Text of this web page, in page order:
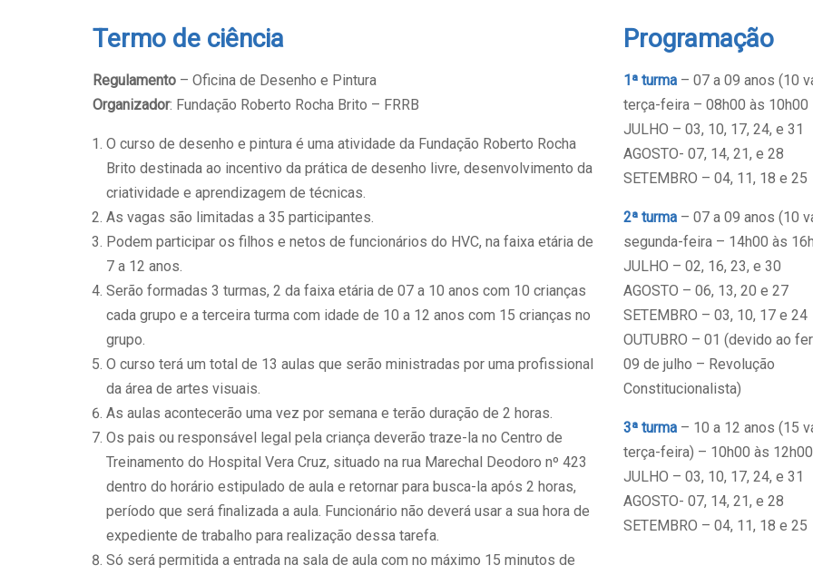
Termo de ciência
Regulamento – Oficina de Desenho e Pintura
Organizador: Fundação Roberto Rocha Brito – FRRB
O curso de desenho e pintura é uma atividade da Fundação Roberto Rocha
Brito destinada ao incentivo da prática de desenho livre, desenvolvimento da
criatividade e aprendizagem de técnicas.
As vagas são limitadas a 35 participantes.
Podem participar os filhos e netos de funcionários do HVC, na faixa etária de
7 a 12 anos.
Serão formadas 3 turmas, 2 da faixa etária de 07 a 10 anos com 10 crianças
cada grupo e a terceira turma com idade de 10 a 12 anos com 15 crianças no
grupo.
O curso terá um total de 13 aulas que serão ministradas por uma profissional
da área de artes visuais.
As aulas acontecerão uma vez por semana e terão duração de 2 horas.
Os pais ou responsável legal pela criança deverão traze-la no Centro de
Treinamento do Hospital Vera Cruz, situado na rua Marechal Deodoro nº 423
dentro do horário estipulado de aula e retornar para busca-la após 2 horas,
período que será finalizada a aula. Funcionário não deverá usar a sua hora de
expediente de trabalho para realização dessa tarefa.
Só será permitida a entrada na sala de aula com no máximo 15 minutos de
Programação
1ª turma– 07 a 09 anos (10
terça-feira – 08h00 às 10h00
JULHO – 03, 10, 17, 24, e 31
AGOSTO- 07, 14, 21, e 28
SETEMBRO – 04, 11, 18 e 25
2ª turma– 07 a 09 anos (10
segunda-feira – 14h00 às
JULHO – 02, 16, 23, e 30
AGOSTO – 06, 13, 20 e 27
SETEMBRO – 03, 10, 17 e 24
OUTUBRO – 01 (devido ao
09 de julho – Revolução
Constitucionalista)
3ª turma– 10 a 12 anos (15
terça-feira) – 10h00 às 12h00
JULHO – 03, 10, 17, 24, e 31
AGOSTO- 07, 14, 21, e 28
SETEMBRO – 04, 11, 18 e 25